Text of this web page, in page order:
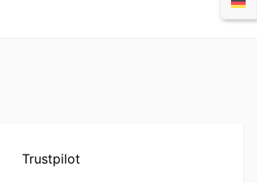
Trustpilot